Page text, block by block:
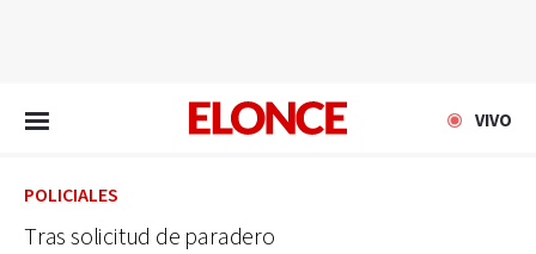
VIVO
POLICIALES
Tras solicitud de paradero